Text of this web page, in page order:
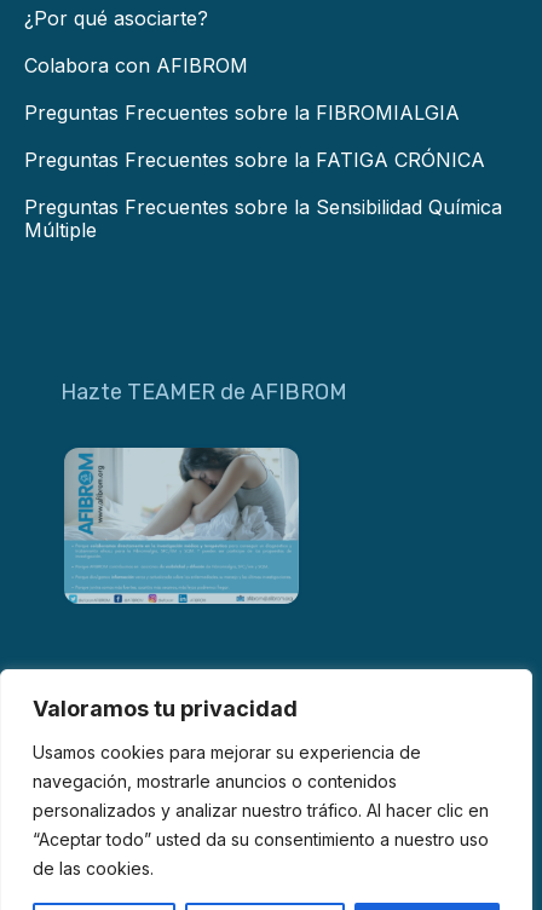
Valoramos tu privacidad
Usamos cookies para mejorar su experiencia de
navegación, mostrarle anuncios o contenidos
personalizados y analizar nuestro tráfico. Al hacer clic en
“Aceptar todo” usted da su consentimiento a nuestro uso
de las cookies.
¿Por qué asociarte?
Colabora con AFIBROM
Preguntas Frecuentes sobre la FIBROMIALGIA
Preguntas Frecuentes sobre la FATIGA CRÓNICA
Preguntas Frecuentes sobre la Sensibilidad Química
Múltiple
Hazte TEAMER de AFIBROM
© 2026 AFIBROM. Todos los derechos reservados.